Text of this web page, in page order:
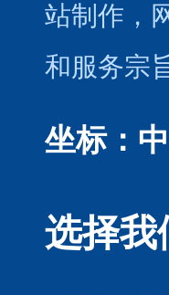
站制作 ，
和服务宗
坐标：
选择我